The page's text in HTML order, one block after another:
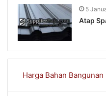
5
Atap
Harga Bahan Bangunan